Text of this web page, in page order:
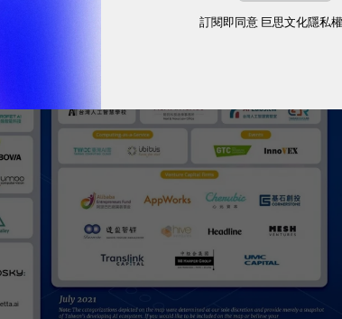
訂閱即同意 巨思文化隱私